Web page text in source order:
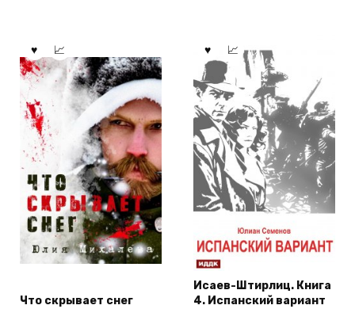
Что скрывает снег
Исаев-Штирлиц. Книга
4. Испанский вариант